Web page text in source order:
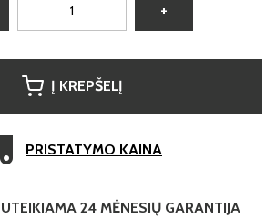
+
Į KREPŠELĮ
PRISTATYMO KAINA
24 MĖNESIŲ GARANTIJA